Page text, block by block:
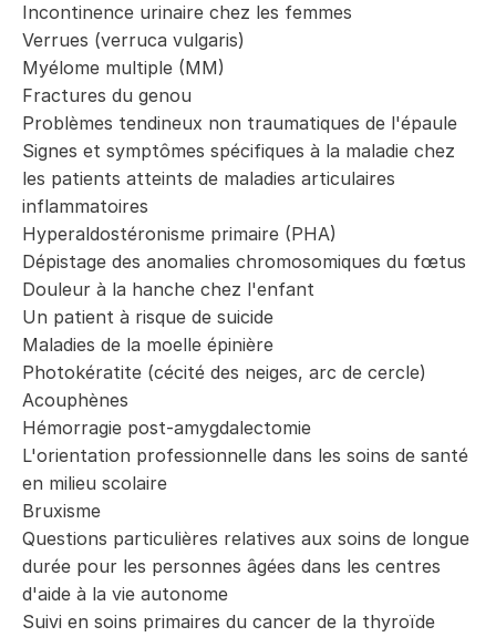
Incontinence urinaire chez les femmes
Verrues (verruca vulgaris)
Myélome multiple (MM)
Fractures du genou
Problèmes tendineux non traumatiques de l'épaule
Signes et symptômes spécifiques à la maladie chez
les patients atteints de maladies articulaires
inflammatoires
Hyperaldostéronisme primaire (PHA)
Dépistage des anomalies chromosomiques du fœtus
Douleur à la hanche chez l'enfant
Un patient à risque de suicide
Maladies de la moelle épinière
Photokératite (cécité des neiges, arc de cercle)
Acouphènes
Hémorragie post-amygdalectomie
L'orientation professionnelle dans les soins de santé
en milieu scolaire
Bruxisme
Questions particulières relatives aux soins de longue
durée pour les personnes âgées dans les centres
d'aide à la vie autonome
Suivi en soins primaires du cancer de la thyroïde